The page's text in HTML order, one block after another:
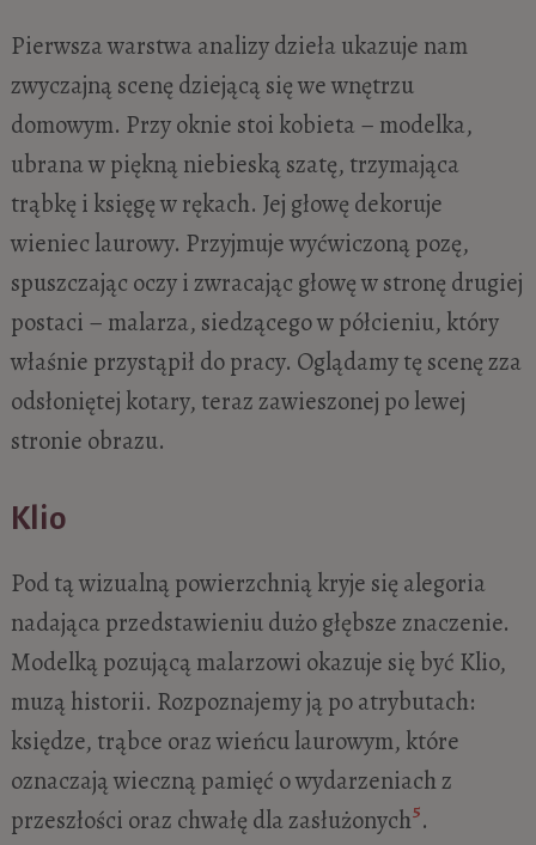
Pierwsza warstwa analizy dzieła ukazuje nam
zwyczajną scenę dziejącą się we wnętrzu
domowym. Przy oknie stoi kobieta – modelka,
ubrana w piękną niebieską szatę, trzymająca
trąbkę i księgę w rękach. Jej głowę dekoruje
wieniec laurowy. Przyjmuje wyćwiczoną pozę,
spuszczając oczy i zwracając głowę w stronę drugiej
postaci – malarza, siedzącego w półcieniu, który
właśnie przystąpił do pracy. Oglądamy tę scenę zza
odsłoniętej kotary, teraz zawieszonej po lewej
stronie obrazu.
Klio
Pod tą wizualną powierzchnią kryje się alegoria
nadająca przedstawieniu dużo głębsze znaczenie.
Modelką pozującą malarzowi okazuje się być Klio,
muzą historii. Rozpoznajemy ją po atrybutach:
księdze, trąbce oraz wieńcu laurowym, które
oznaczają wieczną pamięć o wydarzeniach z
przeszłości oraz chwałę dla zasłużonych5.